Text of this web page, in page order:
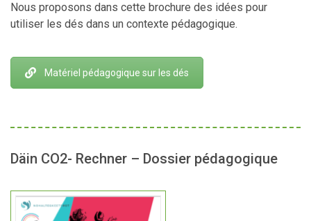
Nous proposons dans cette brochure des idées pour
utiliser les dés dans un contexte pédagogique.
Matériel pédagogique sur les dés
Däin CO2- Rechner – Dossier pédagogique